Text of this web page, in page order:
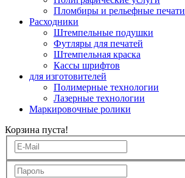
Пломбиры и рельефные печати
Расходники
Штемпельные подушки
Футляры для печатей
Штемпельная краска
Кассы шрифтов
для изготовителей
Полимерные технологии
Лазерные технологии
Маркировочные ролики
Корзина пуста!